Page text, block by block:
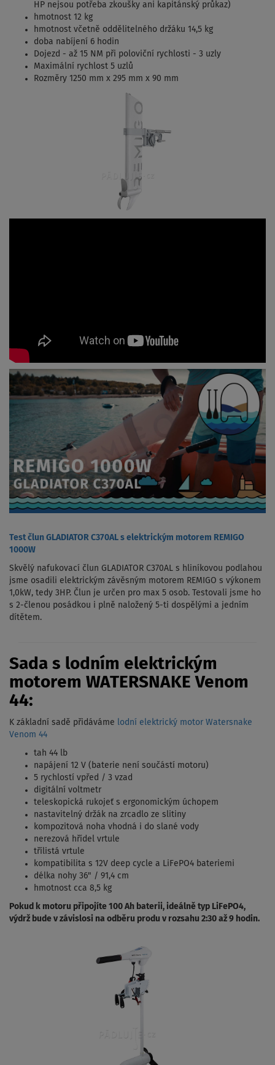
HP nejsou potřeba zkoušky ani kapitánský průkaz)
hmotnost 12 kg
hmotnost včetně oddělitelného držáku 14,5 kg
doba nabíjení 6 hodin
Dojezd - až 15 NM při poloviční rychlosti - 3 uzly
Maximální rychlost 5 uzlů
Rozměry 1250 mm x 295 mm x 90 mm
Test člun GLADIATOR C370AL s elektrickým motorem REMIGO
1000W
Skvělý nafukovací člun GLADIATOR C370AL s hliníkovou podlahou
jsme osadili elektrickým závěsným motorem REMIGO s výkonem
1,0kW, tedy 3HP. Člun je určen pro max 5 osob. Testovali jsme ho
s 2-členou posádkou i plně naložený 5-ti dospělými a jedním
dítětem.
Sada s lodním elektrickým
motorem WATERSNAKE Venom
44:
K základní sadě přidáváme lodní elektrický motor Watersnake
Venom 44
tah 44 lb
napájení 12 V (baterie není součástí motoru)
5 rychlostí vpřed / 3 vzad
digitální voltmetr
teleskopická rukojeť s ergonomickým úchopem
nastavitelný držák na zrcadlo ze slitiny
kompozitová noha vhodná i do slané vody
nerezová hřídel vrtule
třílistá vrtule
kompatibilita s 12V deep cycle a LiFePO4 bateriemi
délka nohy 36" / 91,4 cm
hmotnost cca 8,5 kg
Pokud k motoru připojíte 100 Ah baterii, ideálně typ LiFePO4,
výdrž bude v závislosi na odběru produ v rozsahu 2:30 až 9 hodin.